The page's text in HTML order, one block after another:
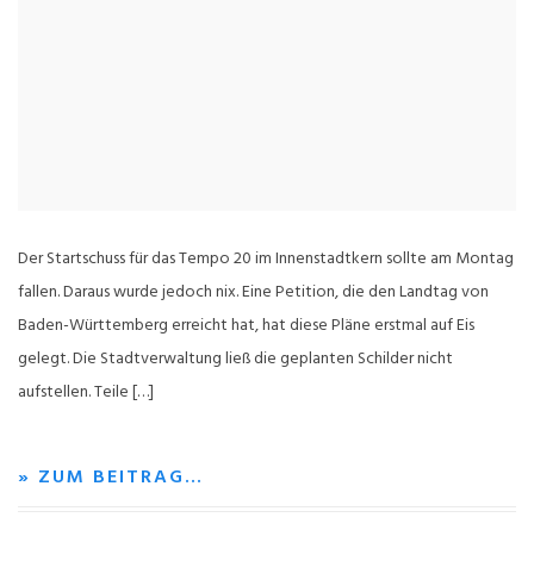
Der Startschuss für das Tempo 20 im Innenstadtkern sollte am Montag
fallen. Daraus wurde jedoch nix. Eine Petition, die den Landtag von
Baden-Württemberg erreicht hat, hat diese Pläne erstmal auf Eis
gelegt. Die Stadtverwaltung ließ die geplanten Schilder nicht
aufstellen. Teile […]
» ZUM BEITRAG…